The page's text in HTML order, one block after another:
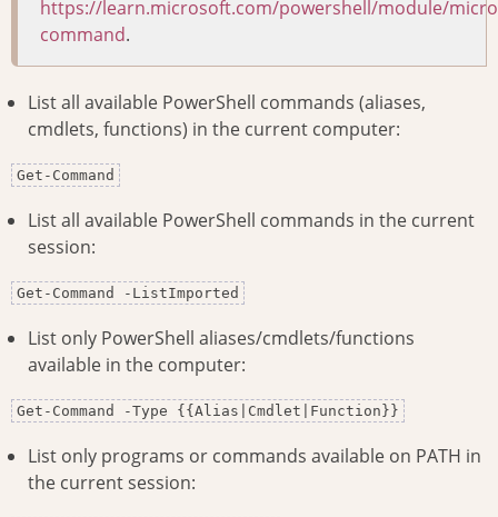
https://learn.microsoft.com/powershell/module/
command.
List all available PowerShell commands (aliases,
cmdlets, functions) in the current computer:
Get-Command
List all available PowerShell commands in the current
session:
Get-Command -ListImported
List only PowerShell aliases/cmdlets/functions
available in the computer:
Get-Command -Type {{Alias|Cmdlet|Function}}
List only programs or commands available on PATH in
the current session: